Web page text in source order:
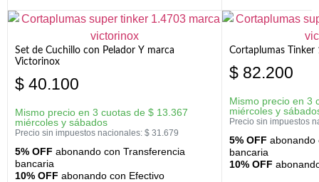
Set de Cuchillo con Pelador Y marca
Victorinox
$ 40.100
Mismo precio en 3 cuotas de $ 13.367
miércoles y sábados
Precio sin impuestos nacionales: $ 31.679
5% OFF abonando con Transferencia
bancaria
10% OFF abonando con Efectivo
Cortaplumas
$ 82.200
Mismo precio en 3
miércoles y
Precio sin impuestos
5% OFF abonando
bancaria
10% OFF